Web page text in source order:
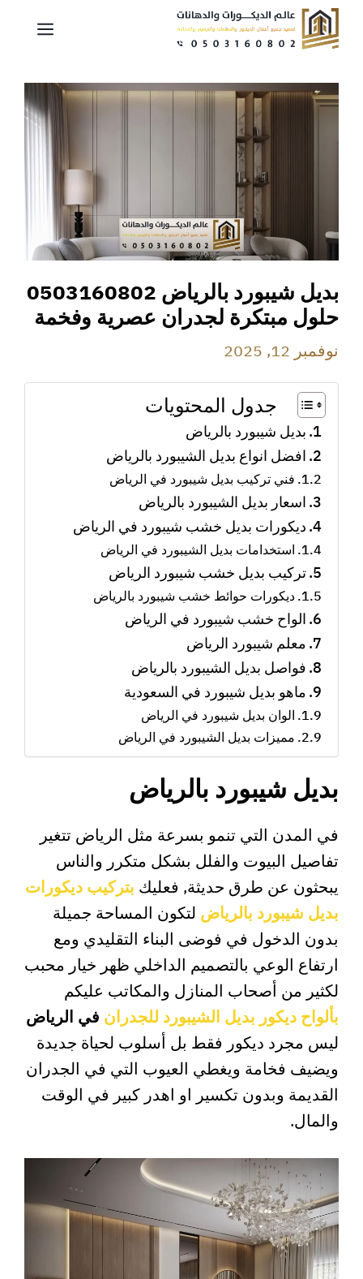
انتقل
بديل شيبورد بالرياض 0503160802
حلول مبتكرة لجدران عصرية وفخمة
نوفمبر 12, 2025
جدول المحتويات
بديل شيبورد بالرياض
افضل انواع بديل الشيبورد بالرياض
فني تركيب بديل شيبورد في الرياض
اسعار بديل الشيبورد بالرياض
ديكورات بديل خشب شيبورد في الرياض
استخدامات بديل الشيبورد في الرياض
تركيب بديل خشب شيبورد الرياض
ديكورات حوائط خشب شيبورد بالرياض
الواح خشب شيبورد في الرياض
معلم شيبورد الرياض
فواصل بديل الشيبورد بالرياض
ماهو بديل شيبورد في السعودية
الوان بديل شيبورد في الرياض
مميزات بديل الشيبورد في الرياض
بديل شيبورد بالرياض
في المدن التي تنمو بسرعة مثل الرياض تتغير
تفاصيل البيوت والفلل بشكل متكرر والناس
يبحثون عن طرق حديثة, فعليك بتركيب ديكورات
بديل شيبورد بالرياض لتكون المساحة جميلة
بدون الدخول في فوضى البناء التقليدي ومع
ارتفاع الوعي بالتصميم الداخلي ظهر خيار محبب
لكثير من أصحاب المنازل والمكاتب عليكم
بألواح ديكور بديل الشيبورد للجدران في الرياض
ليس مجرد ديكور فقط بل أسلوب لحياة جديدة
ويضيف فخامة ويغطي العيوب التي في الجدران
القديمة وبدون تكسير او اهدر كبير في الوقت
والمال.